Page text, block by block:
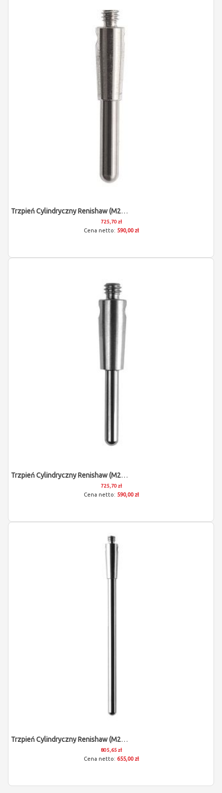
Trzpień Cylindryczny Renishaw (M2/L15/D2)
725,70 zł
590,00 zł
Trzpień Cylindryczny Renishaw (M2/L15/D1,5)
725,70 zł
590,00 zł
Trzpień Cylindryczny Renishaw (M2/L35.5/D1)
805,65 zł
655,00 zł